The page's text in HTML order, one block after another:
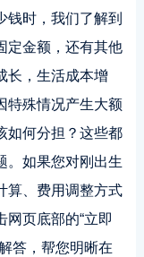
钱时，我们了解到
定金额，还有其他
长，生活成本增
特殊情况产生大额
如何分担？这些都
。如果您对刚出生
算、费用调整方式
页底部的“立即
答，帮您明晰在